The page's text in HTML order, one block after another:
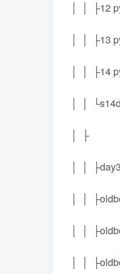
│ │ ├12
│ │ ├13
│ │ ├14
│ │
│ ├
│ │
│ │
│ │
│ │